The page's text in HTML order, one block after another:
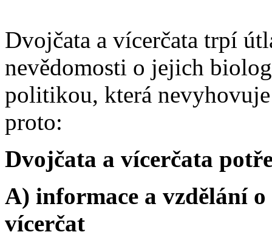
Dvojčata a vícerčata trpí
nevědomosti o jejich
politikou, která
proto:
Dvojčata a vícerčata
A) informace a vzdělání
vícerčat